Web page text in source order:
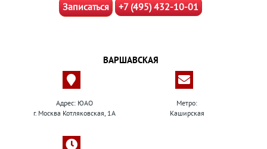
Записаться +7 (495) 432-10-01
ВАРШАВСКАЯ
Адрес: ЮАО
г. Москва Котляковская, 1А
Метро:
Каширская